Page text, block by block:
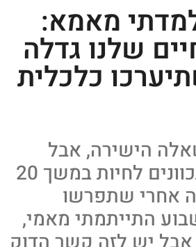
מאמא:
שלנו גדלה
כלכלית
הישירה, אבל
ממה אתם מתכוונים לחיות במשך 20
30 שנה אחרי שתפרשו
התייתמתי מאמי,